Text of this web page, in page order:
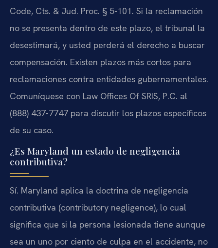
Code, Cts. & Jud. Proc. § 5-101. Si la reclamación
no se presenta dentro de este plazo, el tribunal la
desestimará, y usted perderá el derecho a buscar
compensación. Existen plazos más cortos para
reclamaciones contra entidades gubernamentales.
Comuníquese con Law Offices Of SRIS, P.C. al
(888) 437-7747 para discutir los plazos específicos
de su caso.
¿Es Maryland un estado de negligencia
contributiva?
Sí. Maryland aplica la doctrina de negligencia
contributiva (contributory negligence), lo cual
significa que si la persona lesionada tiene aunque
sea un uno por ciento de culpa en el accidente, no